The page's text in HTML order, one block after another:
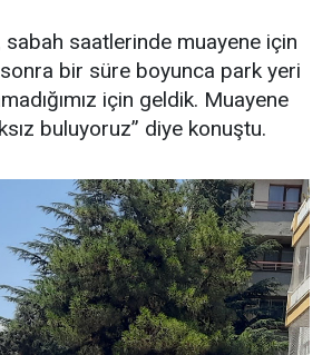
saatlerinde muayene için
sonra bir süre boyunca park yeri
için geldik. Muayene
buluyoruz” diye konuştu.